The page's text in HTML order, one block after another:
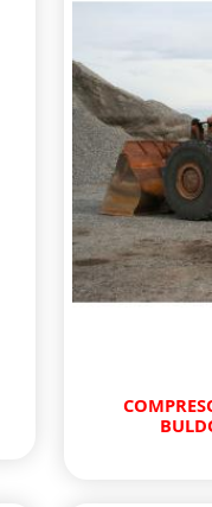
COMPRESOR PENTRU INCARCATOR FRONTAL